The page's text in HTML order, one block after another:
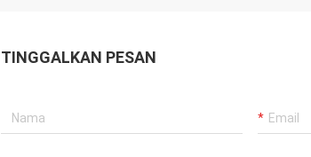
TINGGALKAN PESAN